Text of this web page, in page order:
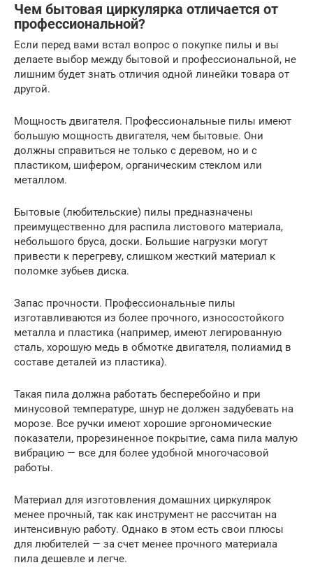
Чем бытовая циркулярка отличается от
профессиональной?
Если перед вами встал вопрос о покупке пилы и вы
делаете выбор между бытовой и профессиональной, не
лишним будет знать отличия одной линейки товара от
другой.
Мощность двигателя. Профессиональные пилы имеют
большую мощность двигателя, чем бытовые. Они
должны справиться не только с деревом, но и с
пластиком, шифером, органическим стеклом или
металлом.
Бытовые (любительские) пилы предназначены
преимущественно для распила листового материала,
небольшого бруса, доски. Большие нагрузки могут
привести к перегреву, слишком жесткий материал к
поломке зубьев диска.
Запас прочности. Профессиональные пилы
изготавливаются из более прочного, износостойкого
металла и пластика (например, имеют легированную
сталь, хорошую медь в обмотке двигателя, полиамид в
составе деталей из пластика).
Такая пила должна работать бесперебойно и при
минусовой температуре, шнур не должен задубевать на
морозе. Все ручки имеют хорошие эргономические
показатели, прорезиненное покрытие, сама пила малую
вибрацию — все для более удобной многочасовой
работы.
Материал для изготовления домашних циркулярок
менее прочный, так как инструмент не рассчитан на
интенсивную работу. Однако в этом есть свои плюсы
для любителей — за счет менее прочного материала
пила дешевле и легче.